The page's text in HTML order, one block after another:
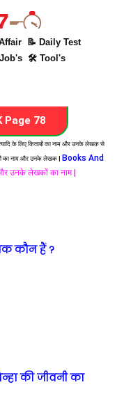
📝 Daily Test
🛠 Tool's
Page 78
के लिए किताबों का नाम और उनके लेखक से
का नाम और उनके लेखक |
Books And
उनके लेखकों का नाम |
कौन हैं ?
की जीवनी का